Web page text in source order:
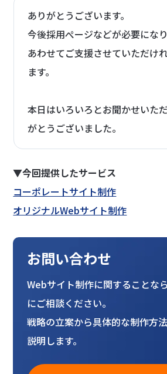
ありがとうございます。
今後採用ぺージなどが必要にな
あわせてご支援させていただけ
ます。
本日はいろいろとお聞かせいた
がとうございました。
▼今回提供したサービス
コーポレートサイト制作
オリジナルWebサイト制作
お問い合わせ
Webサイト制作に関することな
にご相談ください。
戦略の立案から具体的な制作方
説明します。